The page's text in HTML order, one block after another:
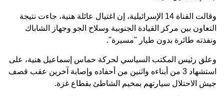
وقالت القناة 14 الإسرائيلية، إن اغتيال عائلة هنية، جاءت نتيجة
التعاون بين مركز القيادة الجنوبية وسلاح الجو وجهاز الشاباك
ونفذته طائرة بدون طيار "مسيرة".
وعلق رئيس المكتب السياسي لحركة حماس إسماعيل هنية، على
استشهاد 3 من أبناءه واثنين من أحفاده وإصابة آخرين عقب قصف
جيش الاحتلال سيارتهم بمخيم الشاطئ بقطاع غزة.